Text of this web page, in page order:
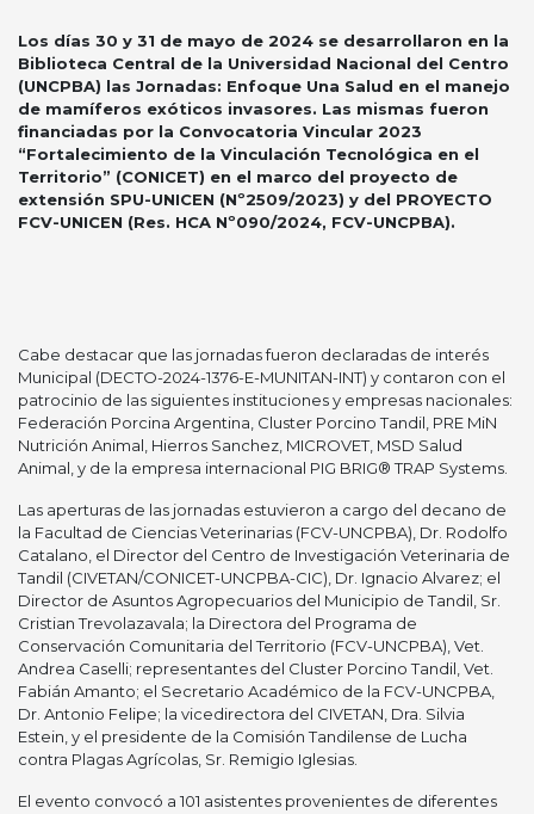
Los días 30 y 31 de mayo de 2024 se desarrollaron en la
Biblioteca Central de la Universidad Nacional del Centro
(UNCPBA) las Jornadas: Enfoque Una Salud en el manejo
de mamíferos exóticos invasores. Las mismas fueron
financiadas por la Convocatoria Vincular 2023
“Fortalecimiento de la Vinculación Tecnológica en el
Territorio” (CONICET) en el marco del proyecto de
extensión SPU-UNICEN (Nº2509/2023) y del PROYECTO
FCV-UNICEN (Res. HCA Nº090/2024, FCV-UNCPBA).
Cabe destacar que las jornadas fueron declaradas de interés
Municipal (DECTO-2024-1376-E-MUNITAN-INT) y contaron con el
patrocinio de las siguientes instituciones y empresas nacionales:
Federación Porcina Argentina, Cluster Porcino Tandil, PRE MiN
Nutrición Animal, Hierros Sanchez, MICROVET, MSD Salud
Animal, y de la empresa internacional PIG BRIG® TRAP Systems.
Las aperturas de las jornadas estuvieron a cargo del decano de
la Facultad de Ciencias Veterinarias (FCV-UNCPBA), Dr. Rodolfo
Catalano, el Director del Centro de Investigación Veterinaria de
Tandil (CIVETAN/CONICET-UNCPBA-CIC), Dr. Ignacio Alvarez; el
Director de Asuntos Agropecuarios del Municipio de Tandil, Sr.
Cristian Trevolazavala; la Directora del Programa de
Conservación Comunitaria del Territorio (FCV-UNCPBA), Vet.
Andrea Caselli; representantes del Cluster Porcino Tandil, Vet.
Fabián Amanto; el Secretario Académico de la FCV-UNCPBA,
Dr. Antonio Felipe; la vicedirectora del CIVETAN, Dra. Silvia
Estein, y el presidente de la Comisión Tandilense de Lucha
contra Plagas Agrícolas, Sr. Remigio Iglesias.
El evento convocó a 101 asistentes provenientes de diferentes